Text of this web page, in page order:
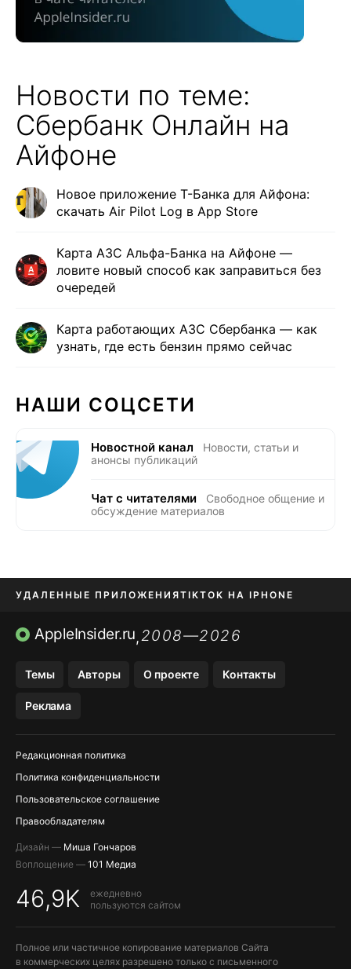
Новости по теме:
Сбербанк Онлайн на
Айфоне
Новое приложение Т-Банка для Айфона:
скачать Air Pilot Log в App Store
Карта АЗС Альфа-Банка на Айфоне —
ловите новый способ как заправиться без
очередей
Карта работающих АЗС Сбербанка — как
узнать, где есть бензин прямо сейчас
НАШИ СОЦСЕТИ
Новостной канал
Новости, статьи и
анонсы публикаций
Чат с читателями
Свободное общение и
обсуждение материалов
УДАЛЕННЫЕ ПРИЛОЖЕНИЯTIKTOK НА IPHONE
ПРИЛОЖЕНИЯ БЕЗ APP STORE
AppleInsider.ru,2008—2026
Темы Авторы О проекте Контакты
Реклама
Редакционная политика
Политика конфиденциальности
Пользовательское соглашение
Правообладателям
Дизайн — Миша Гончаров
Воплощение — 101 Медиа
46,9K
ежедневно
пользуются сайтом
Полное или частичное копирование материалов Сайта
в коммерческих целях разрешено только с письменного